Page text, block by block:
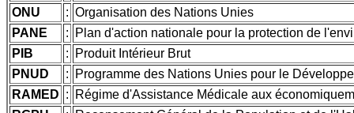
ONU
: Organisation des Nations Unies
PANE
:
Plan d'action nationale pour la protection de
PIB
:
Produit Intérieur Brut
PNUD
:
Programme des Nations Unies pour le
RAMED :
Régime d'Assistance Médicale aux